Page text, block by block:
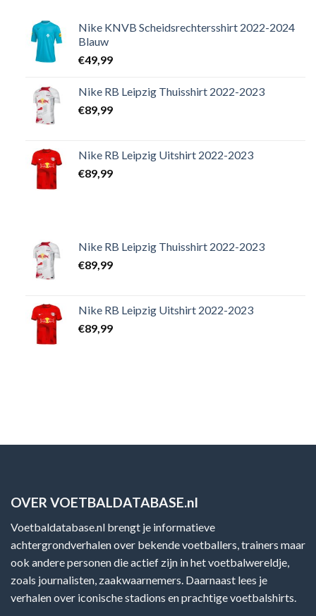
Nike KNVB Scheidsrechtersshirt 2022-2024
Blauw
€49,99
Nike RB Leipzig Thuisshirt 2022-2023
€89,99
Nike RB Leipzig Uitshirt 2022-2023
€89,99
Nike RB Leipzig Thuisshirt 2022-2023
€89,99
Nike RB Leipzig Uitshirt 2022-2023
€89,99
OVER VOETBALDATABASE.nl
Voetbaldatabase.nl brengt je informatieve
achtergrondverhalen over bekende voetballers, trainers maar
ook andere personen die actief zijn in het voetbalwereldje,
zoals journalisten, zaakwaarnemers. Daarnaast lees je
verhalen over iconische stadions en prachtige voetbalshirts.